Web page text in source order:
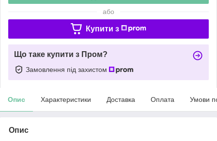
або
Купити з
Що таке купити з Пром?
Замовлення під захистом
Опис Характеристики Доставка Оплата Умови
Опис